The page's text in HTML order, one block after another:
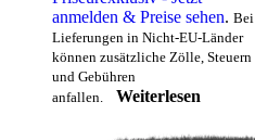
anmelden & Preise sehen. Bei
Lieferungen in Nicht-EU-Länder
können zusätzliche Zölle, Steuern
und Gebühren
anfallen.
Weiterlesen